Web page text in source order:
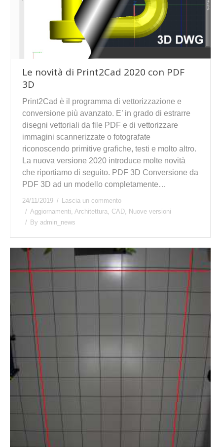
Le novità di Print2Cad 2020 con PDF
3D
Print2Cad è il programma di vettorizzazione e
conversione più avanzato. E’ in grado di estrarre
disegni vettoriali da file PDF e di vettorizzare
immagini scannerizzate o fotografate
riconoscendo primitive grafiche, testi e molto altro.
La nuova versione 2020 introduce molte novità
che riportiamo di seguito. PDF 3D Conversione da
PDF 3D ad un modello completamente…
24/11/2019
Lascia un commento
Aggiornamenti, Architettura, CAD, Nuove versioni
By admin_news